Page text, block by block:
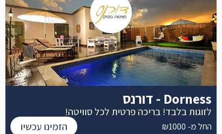
Dorness - דורנס
לזוגות בלבד! בריכה פרטית לכל סוויטה!
החל מ- ₪1000 הזמינו עכשיו